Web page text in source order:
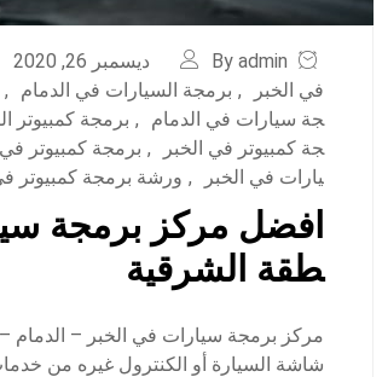
By admin ديسمبر 26, 2020
في الخبر
, برمجة السيارات في الدمام ,
جة سيارات في الدمام
, برمجة كمبيوتر
جة كمبيوتر في الخبر
, برمجة كمبيوتر
يارات في الخبر
, ورشة برمجة كمبيوتر
افضل مركز برمجة
طقة الشرقية
مركز برمجة سيارات في الخبر – الدمام –
شاشة السيارة أو الكنترول غيره من